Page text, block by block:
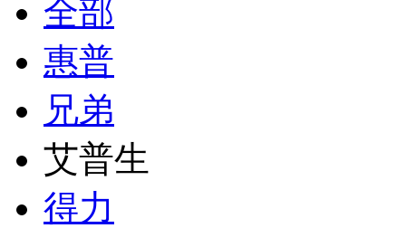
全部
惠普
兄弟
艾普生
得力